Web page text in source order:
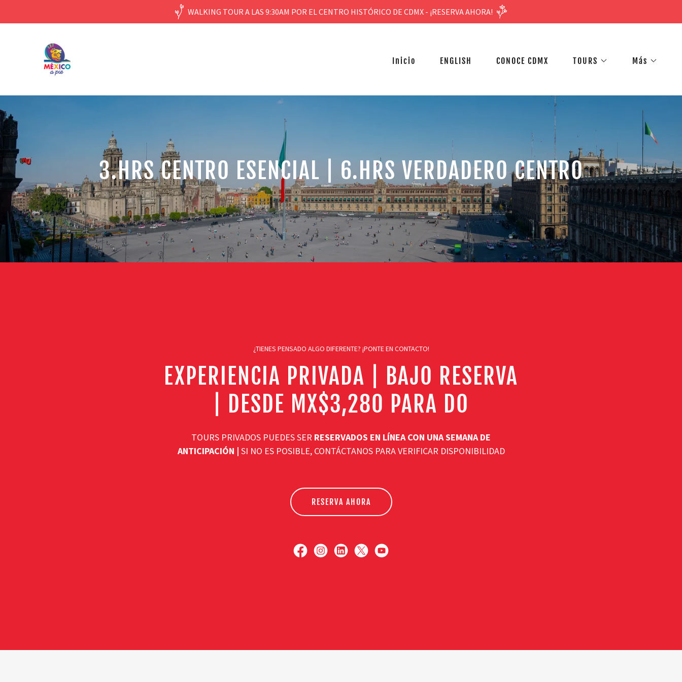
WALKING TOUR A LAS 9:30AM POR EL CENTRO HISTÓRICO DE CDMX - ¡RESERVA AHORA!
Inicio ENGLISH CONOCE CDMX TOURS Más
3.HRS CENTRO ESENCIAL | 6.HRS VERDADERO CENTRO
¿TIENES PENSADO ALGO DIFERENTE? ¡PONTE EN CONTACTO!
EXPERIENCIA PRIVADA | BAJO RESERVA
| DESDE MX$3,280 PARA DO
TOURS PRIVADOS PUEDES SER RESERVADOS EN LÍNEA CON UNA SEMANA DE
ANTICIPACIÓN | SI NO ES POSIBLE, CONTÁCTANOS PARA VERIFICAR DISPONIBILIDAD
RESERVA AHORA